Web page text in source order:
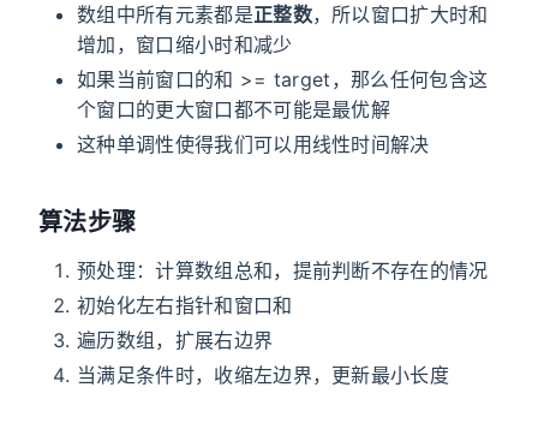
数组中所有元素都是正整数，所以窗口扩大时和
增加，窗口缩小时和减少
如果当前窗口的和 >= target，那么任何包含这
个窗口的更大窗口都不可能是最优解
这种单调性使得我们可以用线性时间解决
算法步骤
预处理：计算数组总和，提前判断不存在的情况
初始化左右指针和窗口和
遍历数组，扩展右边界
当满足条件时，收缩左边界，更新最小长度